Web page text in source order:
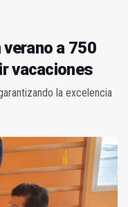
a 750
vacaciones
la excelencia